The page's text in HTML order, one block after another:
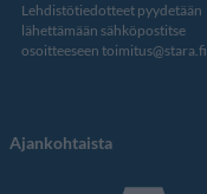
Lehdistötiedotteet pyydetään
lähettämään sähköpostitse
osoitteeseen toimitus@stara.fi
Ajankohtaista